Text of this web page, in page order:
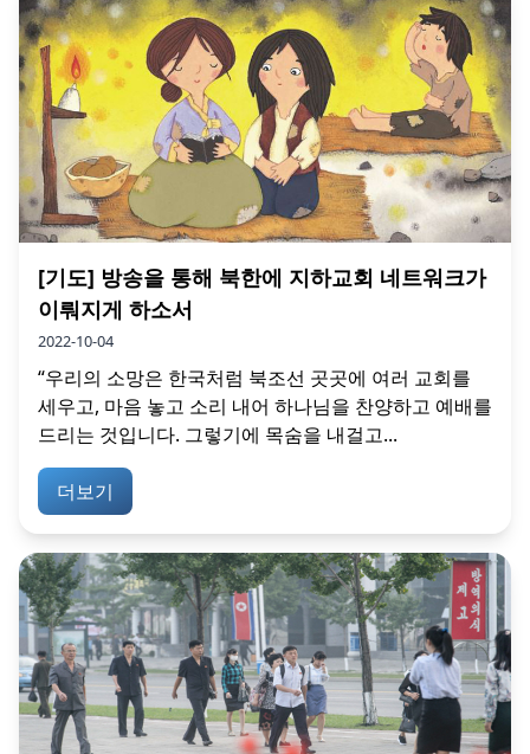
[기도] 방송을 통해 북한에 지하교회 네트워크가
이뤄지게 하소서
2022-10-04
“우리의 소망은 한국처럼 북조선 곳곳에 여러 교회를
세우고, 마음 놓고 소리 내어 하나님을 찬양하고 예배를
드리는 것입니다. 그렇기에 목숨을 내걸고...
더보기